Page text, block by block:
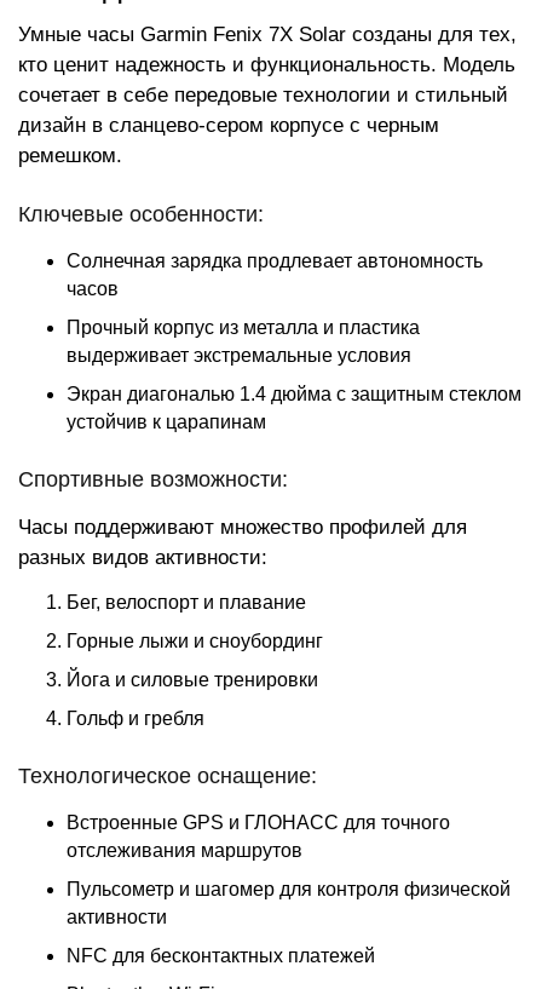
Умные часы Garmin Fenix 7X Solar созданы для тех,
кто ценит надежность и функциональность. Модель
сочетает в себе передовые технологии и стильный
дизайн в сланцево-сером корпусе с черным
ремешком.
Ключевые особенности:
Солнечная зарядка продлевает автономность
часов
Прочный корпус из металла и пластика
выдерживает экстремальные условия
Экран диагональю 1.4 дюйма с защитным стеклом
устойчив к царапинам
Спортивные возможности:
Часы поддерживают множество профилей для
разных видов активности:
Бег, велоспорт и плавание
Горные лыжи и сноубординг
Йога и силовые тренировки
Гольф и гребля
Технологическое оснащение:
Встроенные GPS и ГЛОНАСС для точного
отслеживания маршрутов
Пульсометр и шагомер для контроля физической
активности
NFC для бесконтактных платежей